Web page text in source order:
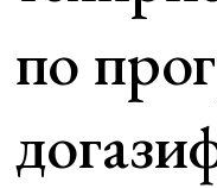
по